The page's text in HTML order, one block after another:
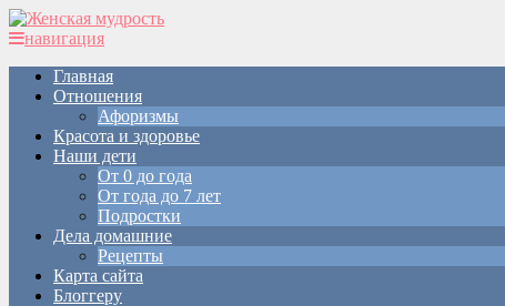
навигация
Главная
Отношения
Афоризмы
Красота и здоровье
Наши дети
От 0 до года
От года до 7 лет
Подростки
Дела домашние
Рецепты
Карта сайта
Блоггеру